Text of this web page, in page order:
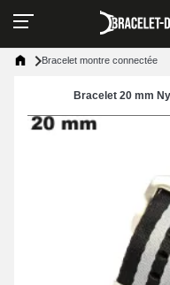
Bracelet montre connectée
Bracelet 20 mm